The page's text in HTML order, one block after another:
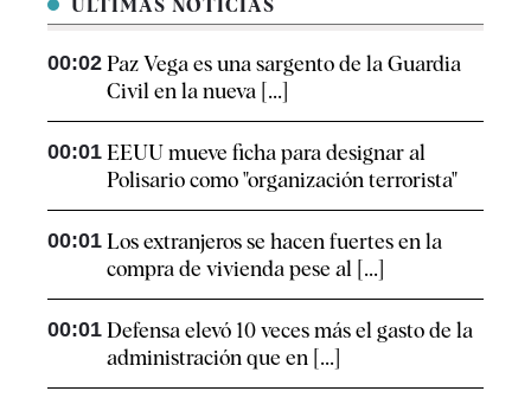
ÚLTIMAS NOTICIAS
00:02 Paz Vega es una sargento de la Guardia
Civil en la nueva [...]
00:01 EEUU mueve ficha para designar al
Polisario como "organización terrorista"
00:01 Los extranjeros se hacen fuertes en la
compra de vivienda pese al [...]
00:01 Defensa elevó 10 veces más el gasto de la
administración que en [...]